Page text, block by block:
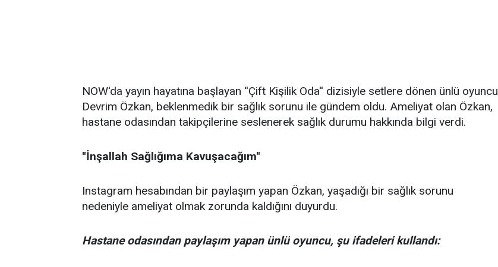
NOW'da yayın hayatına başlayan ''Çift Kişilik Oda'' dizisiyle setlere dönen ünlü oyuncu
Devrim Özkan, beklenmedik bir sağlık sorunu ile gündem oldu. Ameliyat olan Özkan,
hastane odasından takipçilerine seslenerek sağlık durumu hakkında bilgi verdi.
''İnşallah Sağlığıma Kavuşacağım''
Instagram hesabından bir paylaşım yapan Özkan, yaşadığı bir sağlık sorunu
nedeniyle ameliyat olmak zorunda kaldığını duyurdu.
Hastane odasından paylaşım yapan ünlü oyuncu, şu ifadeleri kullandı: